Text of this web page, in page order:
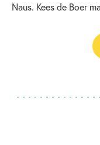
Naus. Kees de Boer